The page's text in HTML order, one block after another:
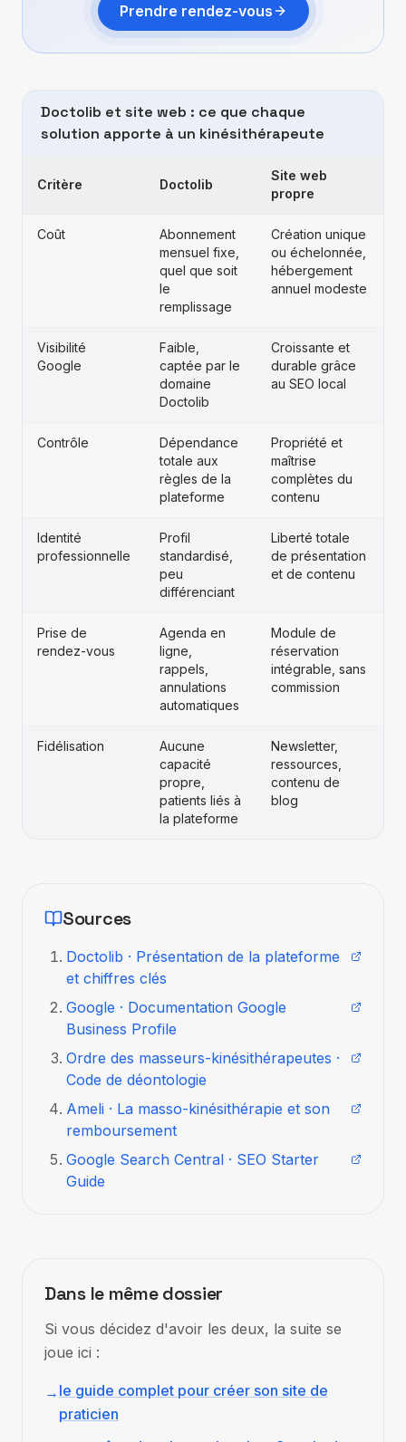
Prendre rendez-vous
Doctolib et site web : ce que chaque
solution apporte à un kinésithérapeute
Critère Doctolib
Site web
propre
Coût
Abonnement
mensuel fixe,
quel que soit
le
remplissage
Création unique
ou échelonnée,
hébergement
annuel modeste
Visibilité
Google
Faible,
captée par le
domaine
Doctolib
Croissante et
durable grâce
au SEO local
Contrôle
Dépendance
totale aux
règles de la
plateforme
Propriété et
maîtrise
complètes du
contenu
Identité
professionnelle
Profil
standardisé,
peu
différenciant
Liberté totale
de présentation
et de contenu
Prise de
rendez-vous
Agenda en
ligne,
rappels,
annulations
automatiques
Module de
réservation
intégrable, sans
commission
Fidélisation
Aucune
capacité
propre,
patients liés à
la plateforme
Newsletter,
ressources,
contenu de
blog
Sources
Doctolib · Présentation de la plateforme
et chiffres clés
Google · Documentation Google
Business Profile
Ordre des masseurs-kinésithérapeutes ·
Code de déontologie
Ameli · La masso-kinésithérapie et son
remboursement
Google Search Central · SEO Starter
Guide
Dans le même dossier
Si vous décidez d'avoir les deux, la suite se
joue ici :
→ le guide complet pour créer son site de
praticien